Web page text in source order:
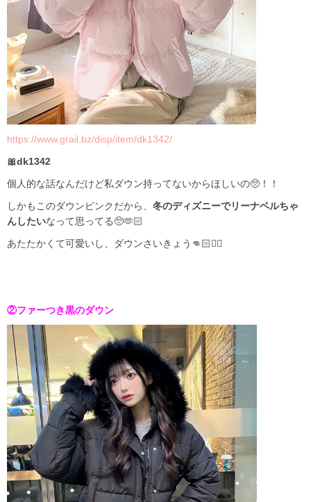
https://www.grail.bz/disp/item/dk1342/
🎀dk1342
個人的な話なんだけど私ダウン持ってないからほしいの🥺！！
しかもこのダウンピンクだから、 冬のディズニーでリーナベルちゃ
んしたいなって思ってる🥺🫶🏻
あたたかくて可愛いし、ダウンさいきょう👊🏻❤️‍🔥
②ファーつき黒のダウン